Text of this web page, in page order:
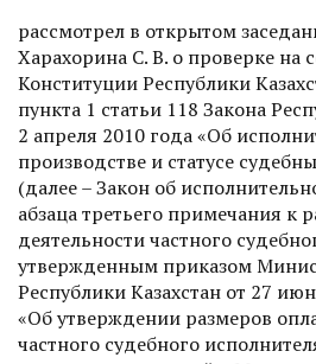
рассмотрел в открытом
Харахорина С. В. о проверке на
Конституции Республики
пункта 1 статьи 118 Закона
2 апреля 2010 года «Об
производстве и статусе
(далее – Закон об
абзаца третьего примечания к
деятельности частного
утвержденным приказом
Республики Казахстан от 27
«Об утверждении размеров
частного судебного